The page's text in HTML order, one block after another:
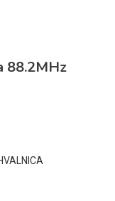
88.2MHz